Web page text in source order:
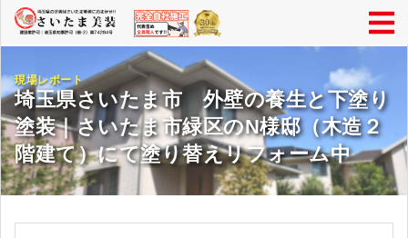
現場レポート
埼玉県さいたま市 外壁の養生と下塗り
塗装｜さいたま市緑区のN様邸（木造２
階建て）にて塗り替えリフォーム中